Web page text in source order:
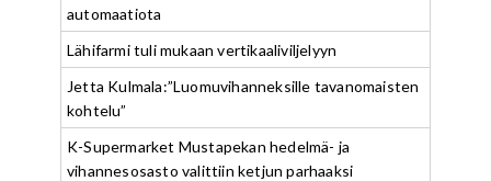
automaatiota
Lähifarmi tuli mukaan vertikaaliviljelyyn
Jetta Kulmala:”Luomuvihanneksille tavanomaisten
kohtelu”
K-Supermarket Mustapekan hedelmä- ja
vihannesosasto valittiin ketjun parhaaksi